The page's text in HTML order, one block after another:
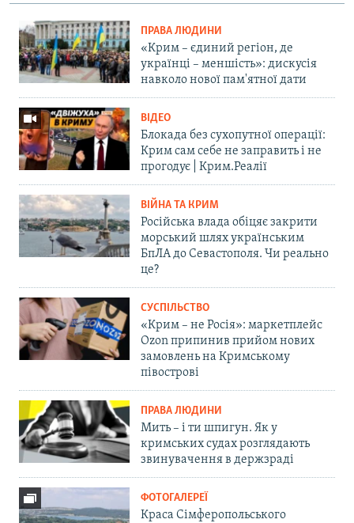
ПРАВА ЛЮДИНИ
«Крим – єдиний регіон, де
українці – меншість»: дискусія
навколо нової пам'ятної дати
ВІДЕО
Блокада без сухопутної операції:
Крим сам себе не заправить і не
прогодує | Крим.Реалії
ВІЙНА ТА КРИМ
Російська влада обіцяє закрити
морський шлях українським
БпЛА до Севастополя. Чи реально
це?
СУСПІЛЬСТВО
«Крим – не Росія»: маркетплейс
Ozon припинив прийом нових
замовлень на Кримському
півострові
ПРАВА ЛЮДИНИ
Мить – і ти шпигун. Як у
кримських судах розглядають
звинувачення в держзраді
ФОТОГАЛЕРЕЇ
Краса Сімферопольського